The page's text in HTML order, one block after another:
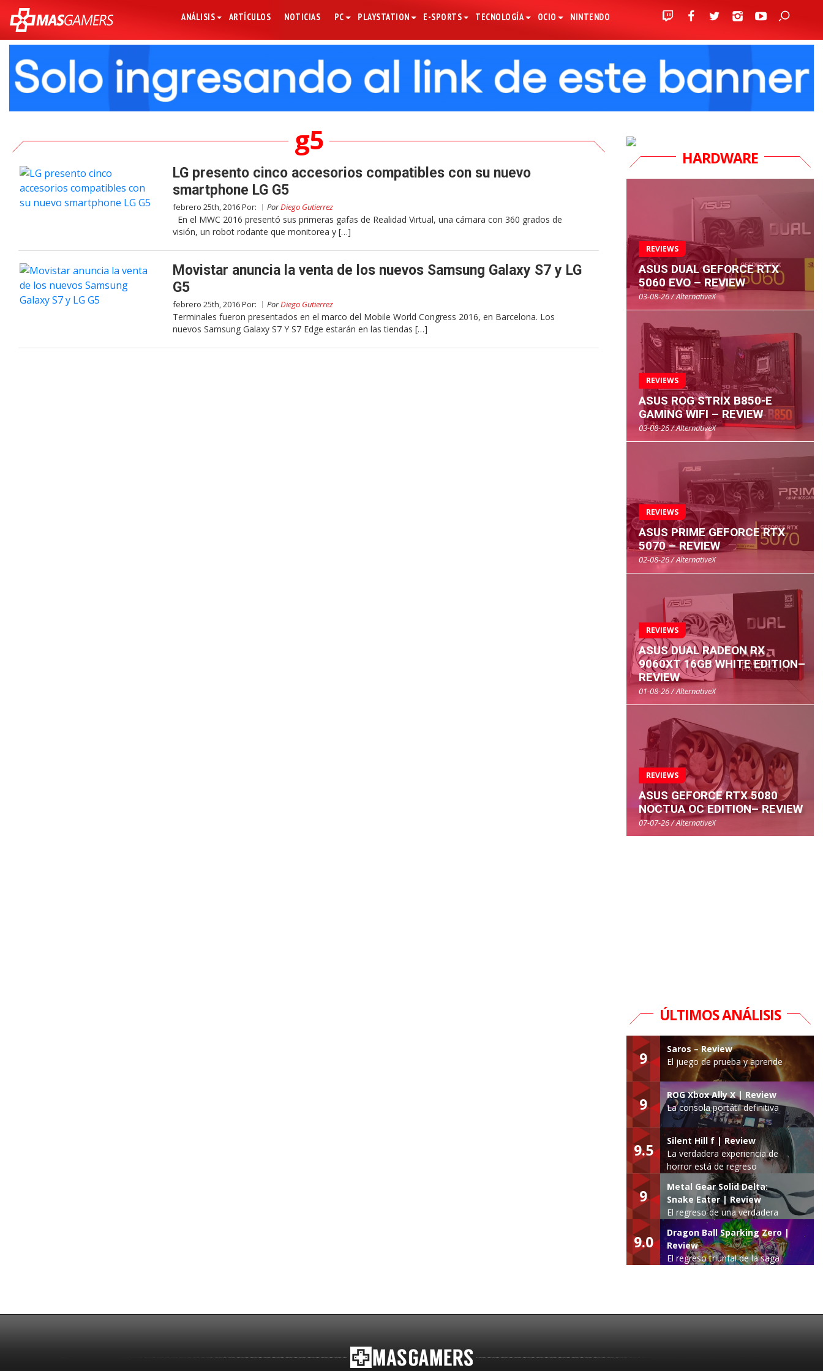
ANÁLISIS ARTÍCULOS NOTICIAS PC PLAYSTATION E-SPORTS TECNOLOGÍA OCIO NINTENDO
g5
LG presento cinco accesorios compatibles con su nuevo
smartphone LG G5
febrero 25th, 2016 Por: PorDiego Gutierrez
En el MWC 2016 presentó sus primeras gafas de Realidad Virtual, una cámara con 360 grados de
visión, un robot rodante que monitorea y […]
Movistar anuncia la venta de los nuevos Samsung Galaxy S7 y LG
G5
febrero 25th, 2016 Por: PorDiego Gutierrez
Terminales fueron presentados en el marco del Mobile World Congress 2016, en Barcelona. Los
nuevos Samsung Galaxy S7 Y S7 Edge estarán en las tiendas […]
HARDWARE
REVIEWS
ASUS DUAL GEFORCE RTX
5060 EVO – REVIEW
03-08-26 / AlternativeX
REVIEWS
ASUS ROG STRIX B850-E
GAMING WIFI – REVIEW
03-08-26 / AlternativeX
REVIEWS
ASUS PRIME GEFORCE RTX
5070 – REVIEW
02-08-26 / AlternativeX
REVIEWS
ASUS DUAL RADEON RX
9060XT 16GB WHITE EDITION–
REVIEW
01-08-26 / AlternativeX
REVIEWS
ASUS GEFORCE RTX 5080
NOCTUA OC EDITION– REVIEW
07-07-26 / AlternativeX
ÚLTIMOS ANÁLISIS
9
Saros – Review
El juego de prueba y aprende
9
ROG Xbox Ally X | Review
La consola portátil definitiva
9.5
Silent Hill f | Review
La verdadera experiencia de
horror está de regreso
9
Metal Gear Solid Delta:
Snake Eater | Review
El regreso de una verdadera
leyenda
9.0
Dragon Ball Sparking Zero |
Review
El regreso triunfal de la saga